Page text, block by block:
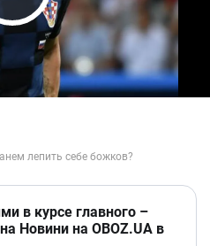
Video
в курсе главного –
Новини на OBOZ.UA в